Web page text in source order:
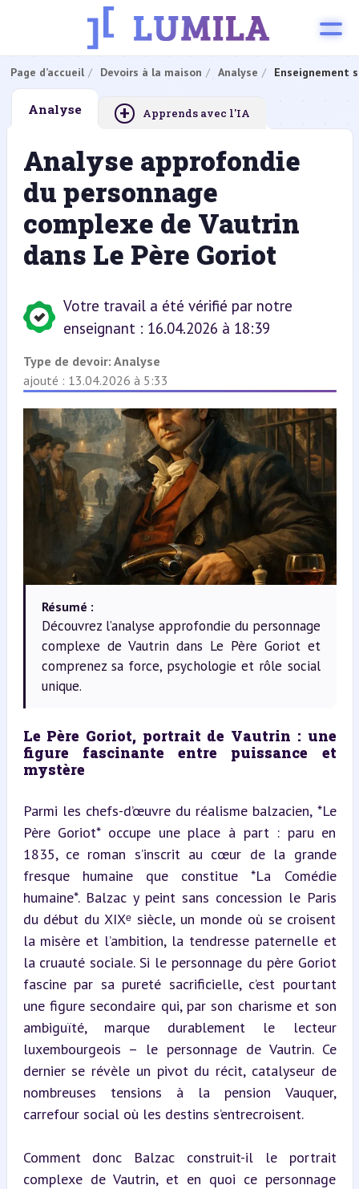
Page d’accueil Devoirs à la maison Analyse Enseignement
Analyse + Apprends avec l'IA
Analyse approfondie
du personnage
complexe de Vautrin
dans Le Père Goriot
Votre travail a été vérifié par notre
enseignant : 16.04.2026 à 18:39
Type de devoir: Analyse
ajouté : 13.04.2026 à 5:33
Résumé :
Découvrez l’analyse approfondie du personnage
complexe de Vautrin dans Le Père Goriot et
comprenez sa force, psychologie et rôle social
unique.
Le Père Goriot, portrait de Vautrin : une
figure fascinante entre puissance et
mystère
Parmi les chefs-d’œuvre du réalisme balzacien, *Le
Père Goriot* occupe une place à part : paru en
1835, ce roman s’inscrit au cœur de la grande
fresque humaine que constitue *La Comédie
humaine*. Balzac y peint sans concession le Paris
du début du XIXᵉ siècle, un monde où se croisent
la misère et l’ambition, la tendresse paternelle et
la cruauté sociale. Si le personnage du père Goriot
fascine par sa pureté sacrificielle, c’est pourtant
une figure secondaire qui, par son charisme et son
ambiguïté, marque durablement le lecteur
luxembourgeois – le personnage de Vautrin. Ce
dernier se révèle un pivot du récit, catalyseur de
nombreuses tensions à la pension Vauquer,
carrefour social où les destins s’entrecroisent.
Comment donc Balzac construit-il le portrait
complexe de Vautrin, et en quoi ce personnage